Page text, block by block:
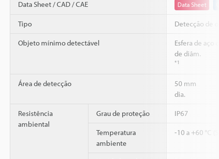
Data Sheet / CAD / CAE Data Sheet
Tipo Detecção de
Objeto mínimo detectável
Esfera de aço
de diâm.
*1
Área de detecção
50 mm
dia.
Resistência
ambiental
Grau de proteção IP67
Temperatura
ambiente
-10 a +60 °C